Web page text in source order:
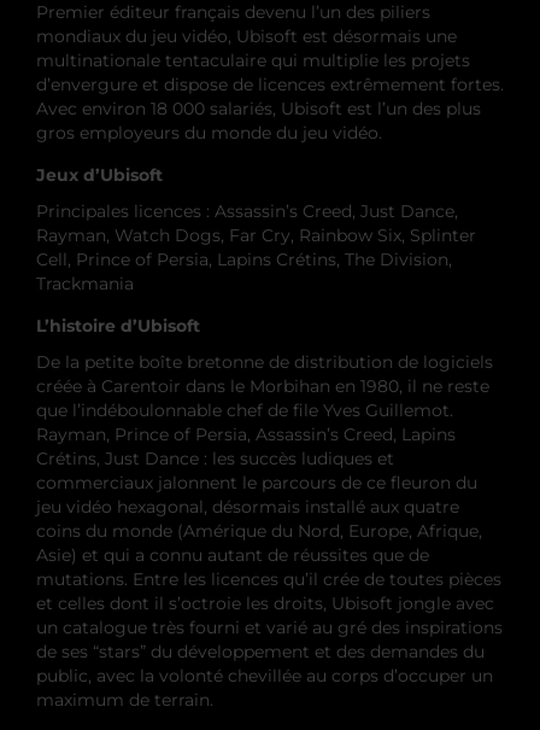
Premier éditeur français devenu l’un des piliers
mondiaux du jeu vidéo, Ubisoft est désormais une
multinationale tentaculaire qui multiplie les projets
d’envergure et dispose de licences extrêmement fortes.
Avec environ 18 000 salariés, Ubisoft est l’un des plus
gros employeurs du monde du jeu vidéo.
Jeux d’Ubisoft
Principales licences : Assassin’s Creed, Just Dance,
Rayman, Watch Dogs, Far Cry, Rainbow Six, Splinter
Cell, Prince of Persia, Lapins Crétins, The Division,
Trackmania
L’histoire d’Ubisoft
De la petite boîte bretonne de distribution de logiciels
créée à Carentoir dans le Morbihan en 1980, il ne reste
que l’indéboulonnable chef de file Yves Guillemot.
Rayman, Prince of Persia, Assassin’s Creed, Lapins
Crétins, Just Dance : les succès ludiques et
commerciaux jalonnent le parcours de ce fleuron du
jeu vidéo hexagonal, désormais installé aux quatre
coins du monde (Amérique du Nord, Europe, Afrique,
Asie) et qui a connu autant de réussites que de
mutations. Entre les licences qu’il crée de toutes pièces
et celles dont il s’octroie les droits, Ubisoft jongle avec
un catalogue très fourni et varié au gré des inspirations
de ses “stars” du développement et des demandes du
public, avec la volonté chevillée au corps d’occuper un
maximum de terrain.